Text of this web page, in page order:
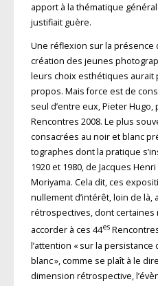
apport à la thématique
justifiait guère.
Une réflexion sur la présence
création des jeunes
leurs choix esthéti­ques aurait
propos. Mais force est de
seul d’entre eux, Pieter
Rencontres 2008. Le plus
consacrées au noir et blanc
togra­phes dont la pratique
1920 et 1980, de Jacques
Moriyama. Cela dit, ces
nullement d’intérêt, loin de
rétrospectives, dont certaines
accorder à ces 44es
l’attention « sur la
blanc », comme se plaît à le
dimension rétrospective,